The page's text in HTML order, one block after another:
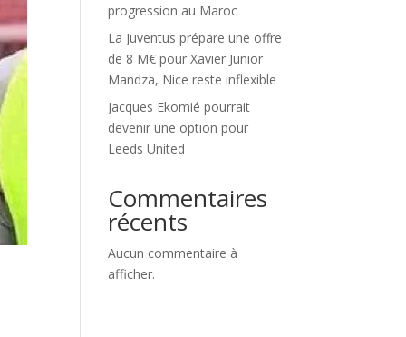
progression au Maroc
La Juventus prépare une offre
de 8 M€ pour Xavier Junior
Mandza, Nice reste inflexible
Jacques Ekomié pourrait
devenir une option pour
Leeds United
Commentaires
récents
Aucun commentaire à
afficher.